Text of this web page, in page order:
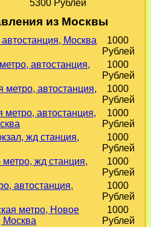
5300 Рублей
из Москвы
Москва
1000
Рублей
автостанция,
1000
Рублей
метро, автостанция,
1000
Рублей
метро, автостанция,
1000
Рублей
жд станция,
1000
Рублей
жд станция,
1000
Рублей
автостанция,
1000
Рублей
метро, Новое
Москва
1000
Рублей